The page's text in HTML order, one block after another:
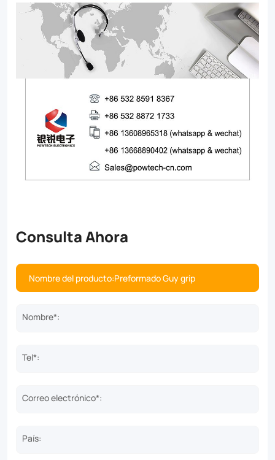
Consulta Ahora
Nombre*:
Tel*:
Correo electrónico*:
País: